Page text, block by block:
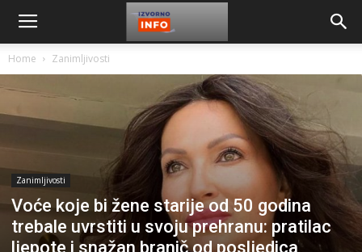
Home Zanimljivosti
Zanimljivosti
Voće koje bi žene starije od 50 godina
trebale uvrstiti u svoju prehranu: pratilac
ljepote i snažan branič od posljedica